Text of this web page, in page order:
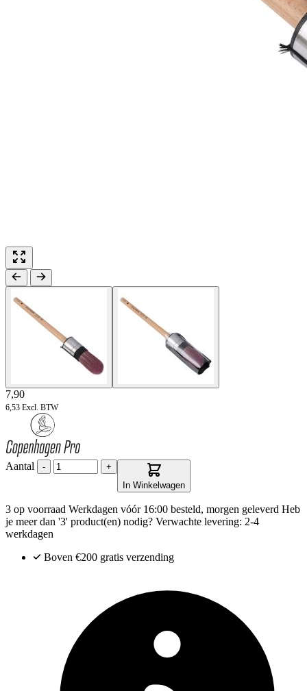
7,90
6,53 Excl. BTW
Aantal -
+
In Winkelwagen
3 op voorraad Werkdagen vóór 16:00 besteld, morgen geleverd Heb
je meer dan '3' product(en) nodig? Verwachte levering: 2-4
werkdagen
Boven €200 gratis verzending